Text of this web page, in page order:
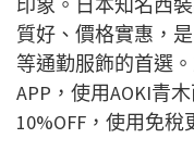
質好、價格實惠，是
等通勤服飾的首選 。
APP，使用AOKI青
10%OFF，使用免稅